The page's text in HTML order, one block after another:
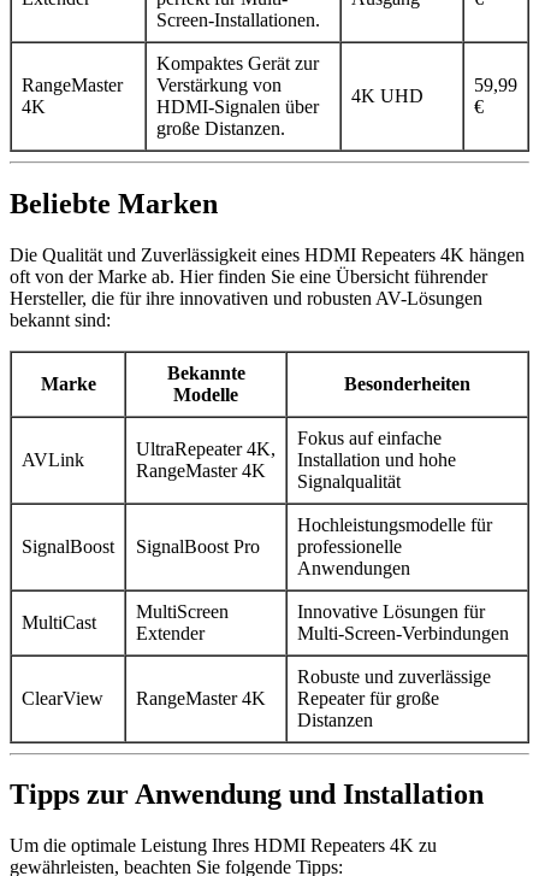
Screen-Installationen.
RangeMaster
4K
Kompaktes Gerät zur
Verstärkung von
HDMI-Signalen über
große Distanzen.
4K UHD
59,99
€
Beliebte Marken
Die Qualität und Zuverlässigkeit eines HDMI Repeaters 4K hängen
oft von der Marke ab. Hier finden Sie eine Übersicht führender
Hersteller, die für ihre innovativen und robusten AV-Lösungen
bekannt sind:
Marke
Bekannte
Modelle
Besonderheiten
AVLink
UltraRepeater 4K,
RangeMaster 4K
Fokus auf einfache
Installation und hohe
Signalqualität
SignalBoost SignalBoost Pro
Hochleistungsmodelle für
professionelle
Anwendungen
MultiCast
MultiScreen
Extender
Innovative Lösungen für
Multi-Screen-Verbindungen
ClearView RangeMaster 4K
Robuste und zuverlässige
Repeater für große
Distanzen
Tipps zur Anwendung und Installation
Um die optimale Leistung Ihres HDMI Repeaters 4K zu
gewährleisten, beachten Sie folgende Tipps: